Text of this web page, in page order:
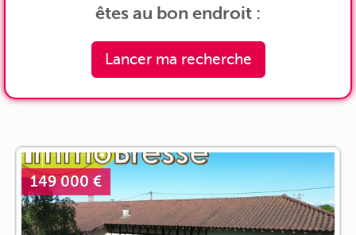
êtes au bon endroit :
Lancer ma recherche
149 000 €